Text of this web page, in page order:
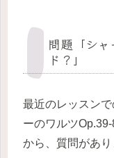
問題「シ
ド？」
最近のレッスン
ーのワルツ
から、質問があり